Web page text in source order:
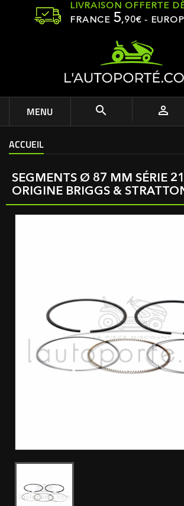
LIVRAISON OFFERTE
FRANCE 5,90€ -
MENU  
ACCUEIL
SEGMENTS Ø 87 MM SÉRIE
ORIGINE BRIGGS &